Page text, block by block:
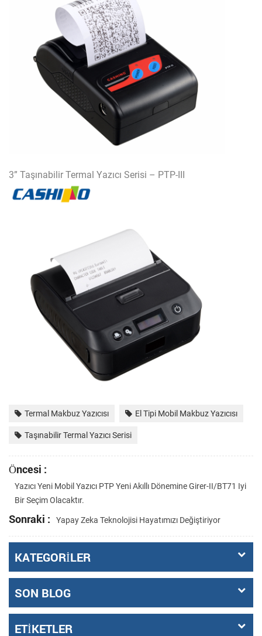
3” Taşınabilir Termal Yazıcı Serisi – PTP-III
Termal Makbuz Yazıcısı El Tipi Mobil Makbuz Yazıcısı
Taşınabilir Termal Yazıcı Serisi
Öncesi :
Yazıcı Yeni Mobil Yazıcı PTP Yeni Akıllı Dönemine Girer-II/BT71 Iyi
Bir Seçim Olacaktır.
Sonraki : Yapay Zeka Teknolojisi Hayatımızı Değiştiriyor
KATEGORILER
SON BLOG
ETIKETLER